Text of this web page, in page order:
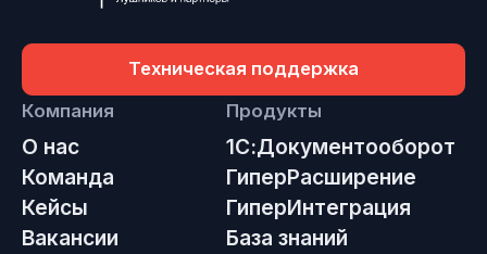
Техническая поддержка
Компания
О нас
Команда
Кейсы
Вакансии
Продукты
1С:Документооборот
ГиперРасширение
ГиперИнтеграция
База знаний